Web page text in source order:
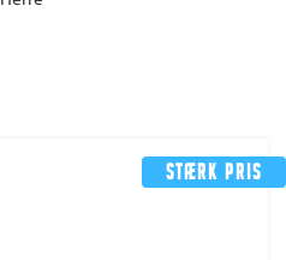
Stærk pris